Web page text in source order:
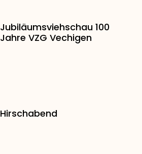
Jubiläumsviehschau 100
Jahre VZG Vechigen
Hirschabend